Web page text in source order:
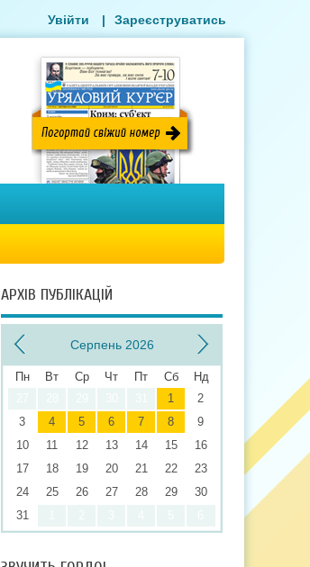
Увійти | Зареєструватись
АРХІВ ПУБЛІКАЦІЙ
Серпень 2026
Пн Вт Ср Чт Пт Сб
Нд
1
2
3
4 5 6 7 8
9
10
11 12 13 14 15
16
17
18 19 20 21 22
23
24
25 26 27 28 29
30
31